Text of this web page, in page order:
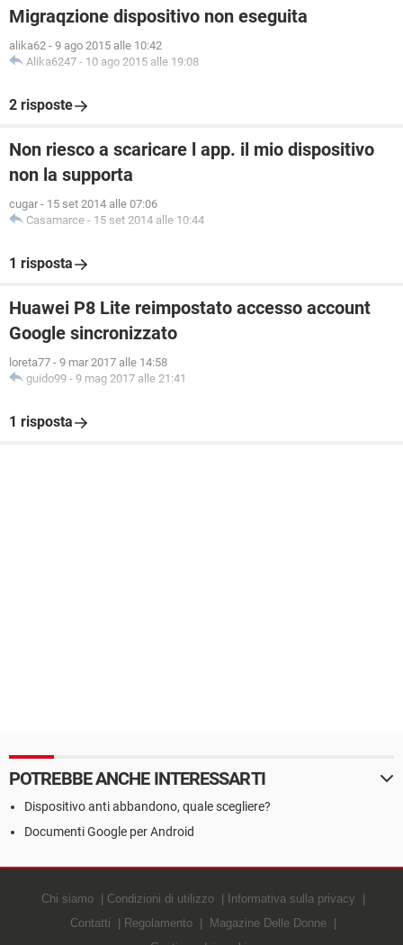
Migraqzione dispositivo non eseguita
alika62 - 9 ago 2015 alle 10:42
Alika6247 - 10 ago 2015 alle 19:08
2 risposte
Non riesco a scaricare l app. il mio dispositivo
non la supporta
cugar - 15 set 2014 alle 07:06
Casamarce - 15 set 2014 alle 10:44
1 risposta
Huawei P8 Lite reimpostato accesso account
Google sincronizzato
loreta77 - 9 mar 2017 alle 14:58
guido99 - 9 mag 2017 alle 21:41
1 risposta
POTREBBE ANCHE INTERESSARTI
Dispositivo anti abbandono, quale scegliere?
Documenti Google per Android
Chi siamo Condizioni di utilizzo
Informativa sulla privacy
Contatti
Regolamento
Magazine Delle Donne